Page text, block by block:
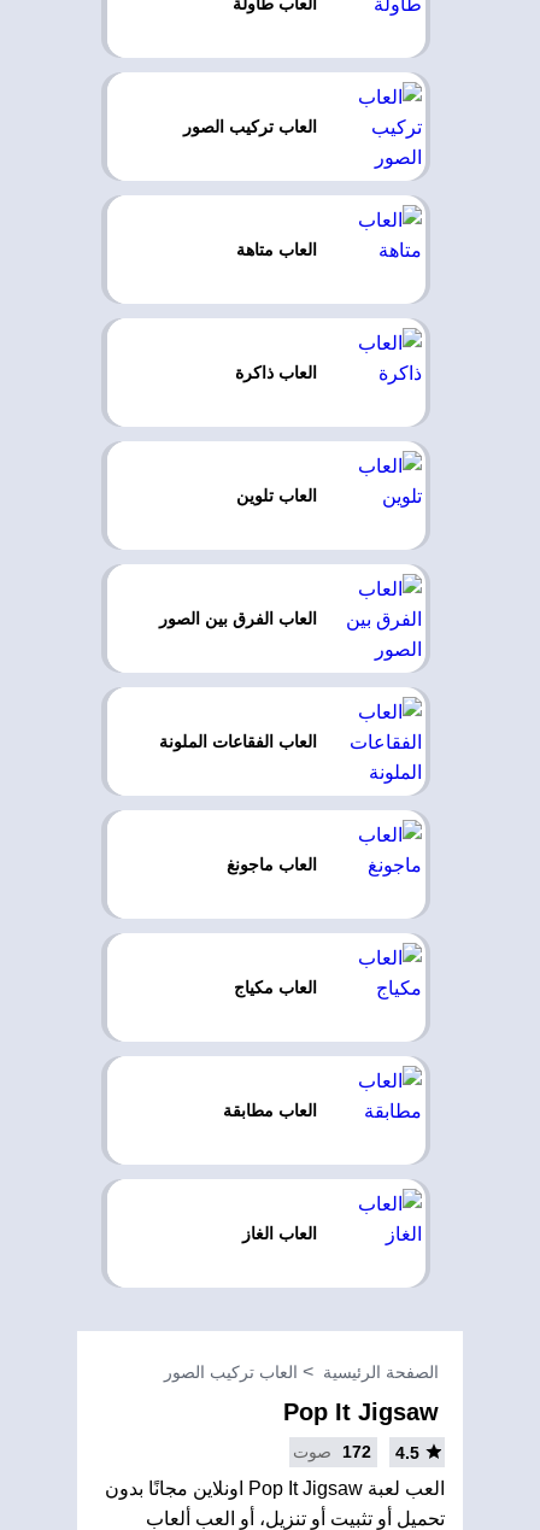
العاب تركيب الصور
العاب متاهة
العاب ذاكرة
العاب تلوين
العاب الفرق بين الصور
العاب الفقاعات الملونة
العاب ماجونغ
العاب مكياج
العاب مطابقة
العاب الغاز
الصفحة الرئيسية العاب تركيب الصور
Pop It Jigsaw
4.5
172 صوت
العب لعبة Pop It Jigsaw اونلاين مجانًا بدون
تحميل أو تثبيت أو تنزيل، أو العب ألعاب